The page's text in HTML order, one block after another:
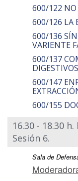
600/122 NO
600/126 LA
600/136
VARIENTE
600/137
DIGESTIVOS
600/147
600/155
16.30 - 18.30 h.
Sesión 6.
Sala de